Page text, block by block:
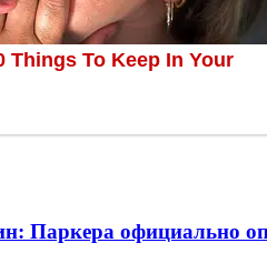
Паркера официально